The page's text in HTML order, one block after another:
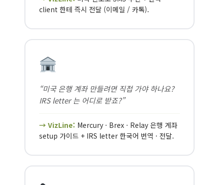
client 한테 즉시 전달 (이메일 / 카톡).
“미국 은행 계좌 만들려면 직접 가야 하나요?
IRS letter 는 어디로 받죠?”
→ VizLine: Mercury · Brex · Relay 은행 계좌
setup 가이드 + IRS letter 한국어 번역 · 전달.